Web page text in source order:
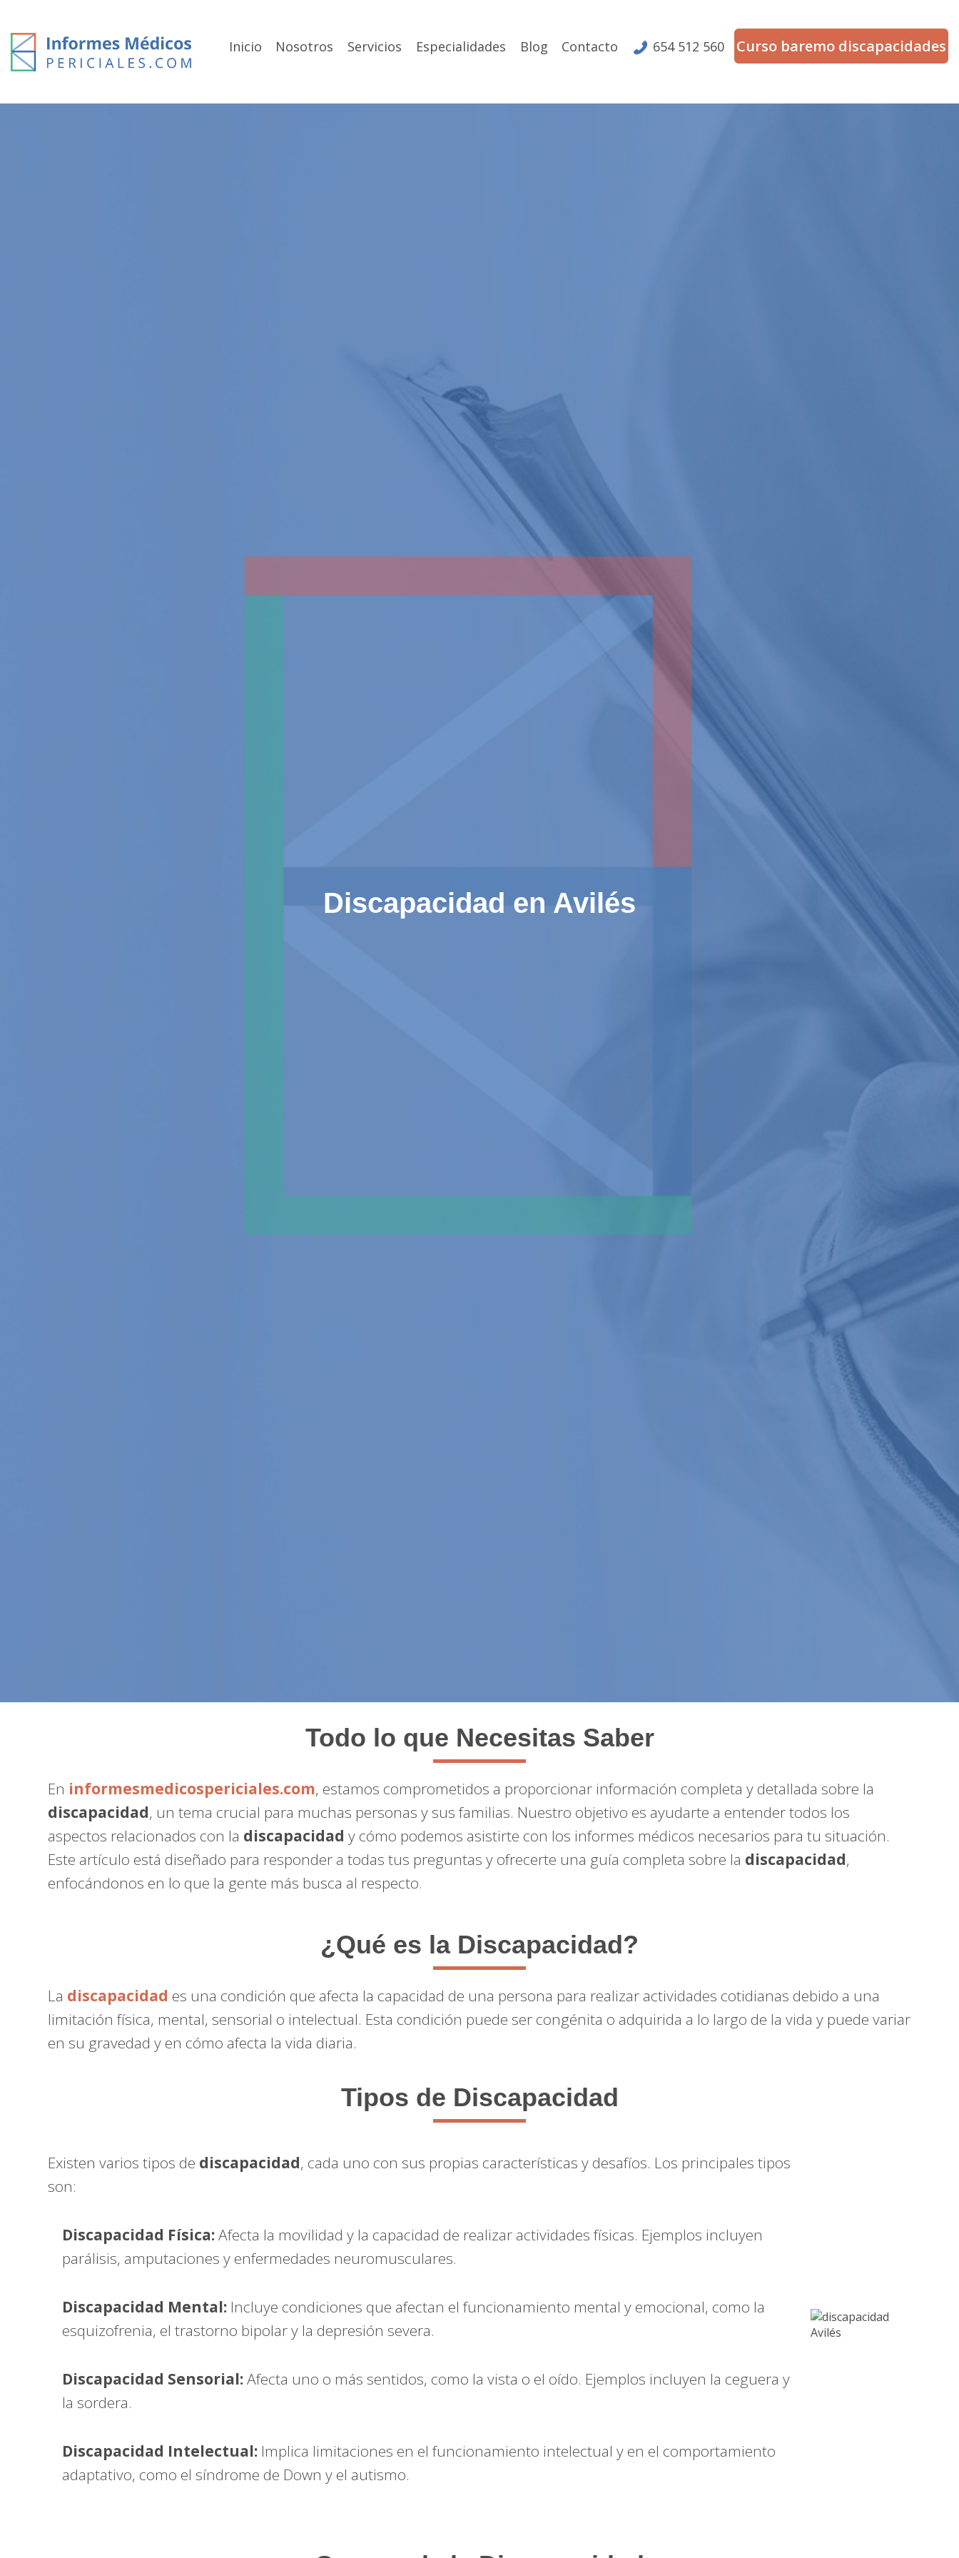
content
Inicio Nosotros Servicios Especialidades Blog Contacto 654 512 560 Curso baremo discapacidades
Discapacidad en Avilés
Todo lo que Necesitas Saber
En informesmedicospericiales.com, estamos comprometidos a proporcionar información completa y detallada sobre la
discapacidad, un tema crucial para muchas personas y sus familias. Nuestro objetivo es ayudarte a entender todos los
aspectos relacionados con la discapacidady cómo podemos asistirte con los informes médicos necesarios para tu situación.
Este artículo está diseñado para responder a todas tus preguntas y ofrecerte una guía completa sobre la discapacidad,
enfocándonos en lo que la gente más busca al respecto.
¿Qué es la Discapacidad?
La discapacidad es una condición que afecta la capacidad de una persona para realizar actividades cotidianas debido a una
limitación física, mental, sensorial o intelectual. Esta condición puede ser congénita o adquirida a lo largo de la vida y puede variar
en su gravedad y en cómo afecta la vida diaria.
Tipos de Discapacidad
Existen varios tipos de discapacidad, cada uno con sus propias características y desafíos. Los principales tipos
son:
Discapacidad Física:Afecta la movilidad y la capacidad de realizar actividades físicas. Ejemplos incluyen
parálisis, amputaciones y enfermedades neuromusculares.
Discapacidad Mental: Incluye condiciones que afectan el funcionamiento mental y emocional, como la
esquizofrenia, el trastorno bipolar y la depresión severa.
Discapacidad Sensorial:Afecta uno o más sentidos, como la vista o el oído. Ejemplos incluyen la ceguera y
la sordera.
Discapacidad Intelectual: Implica limitaciones en el funcionamiento intelectual y en el comportamiento
adaptativo, como el síndrome de Down y el autismo.